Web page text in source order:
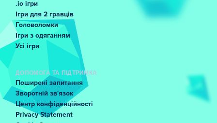
.io ігри
Ігри для 2 гравців
Головоломки
Ігри з одяганням
Усі ігри
ДОПОМОГА ТА ПІДТРИМКА
Поширені запитання
Зворотній зв'язок
Центр конфіденційності
Privacy Statement